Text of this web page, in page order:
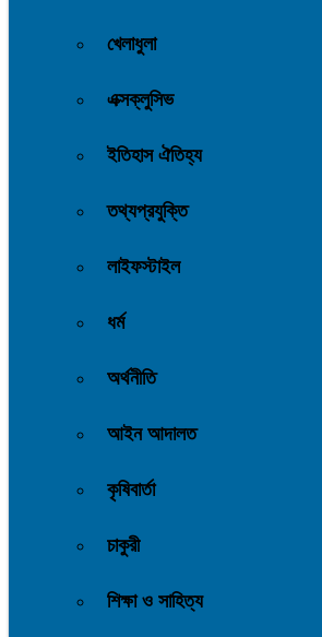
খেলাধুলা
এক্সক্লুসিভ
ইতিহাস ঐতিহ্য
তথ্যপ্রযুক্তি
লাইফস্টাইল
ধর্ম
অর্থনীতি
আইন আদালত
কৃষিবার্তা
চাকুরী
শিক্ষা ও সাহিত্য